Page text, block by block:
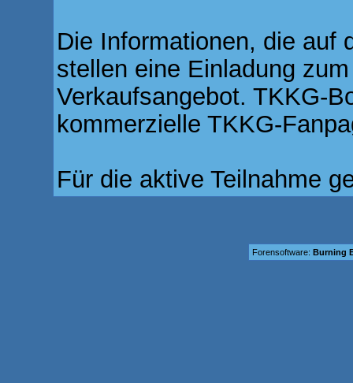
Die Informationen, die auf
stellen eine Einladung
Verkaufsangebot. TKKG-
kommerzielle TKKG-
Für die aktive Teilnahme
Forensoftware: Burning